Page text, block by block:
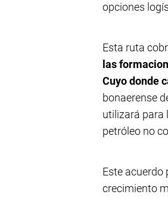
opciones
Esta ruta
las
Cuyo donde
bonaerense
utilizará para
petróleo no
Este acuerdo
crecimiento